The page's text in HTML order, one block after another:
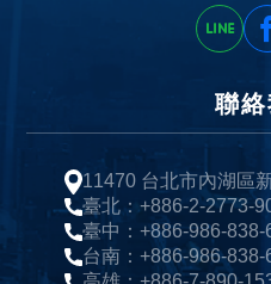
聯絡
11470 台北市內湖區
臺北：+886-2-2773-
臺中：+886-986-838-
台南：+886-986-838-